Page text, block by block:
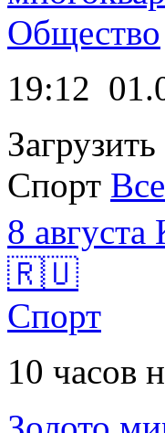
Общество
19:12
Спорт
8
🇷🇺
Спорт
10 часов